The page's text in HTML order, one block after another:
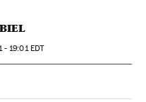
- 19:01 EDT